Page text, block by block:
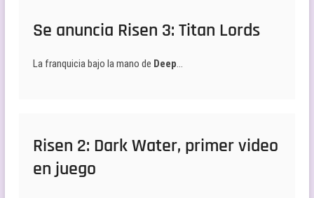
Se anuncia Risen 3: Titan Lords
La franquicia bajo la mano de Deep…
Risen 2: Dark Water, primer video
en juego